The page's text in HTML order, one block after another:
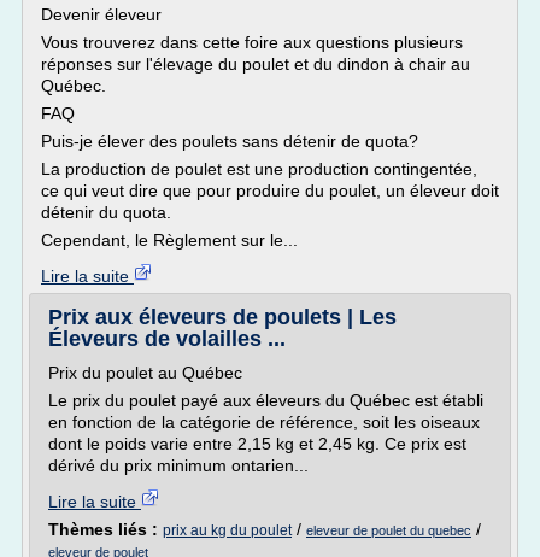
Devenir éleveur
Vous trouverez dans cette foire aux questions plusieurs
réponses sur l'élevage du poulet et du dindon à chair au
Québec.
FAQ
Puis-je élever des poulets sans détenir de quota?
La production de poulet est une production contingentée,
ce qui veut dire que pour produire du poulet, un éleveur doit
détenir du quota.
Cependant, le Règlement sur le...
Lire la suite
Prix aux éleveurs de poulets | Les
Éleveurs de volailles ...
Prix du poulet au Québec
Le prix du poulet payé aux éleveurs du Québec est établi
en fonction de la catégorie de référence, soit les oiseaux
dont le poids varie entre 2,15 kg et 2,45 kg. Ce prix est
dérivé du prix minimum ontarien...
Lire la suite
Thèmes liés : prix au kg du poulet/ eleveur de poulet du quebec /
eleveur de poulet